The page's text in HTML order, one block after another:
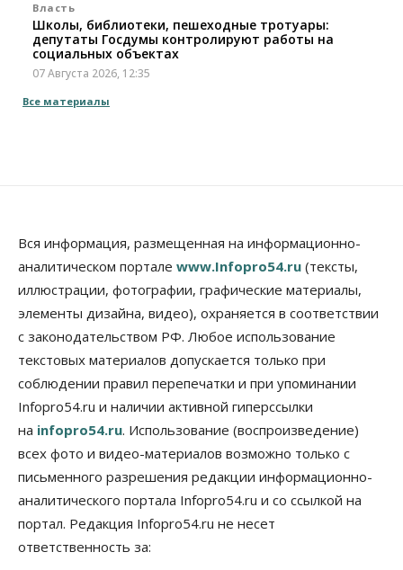
Власть
Школы, библиотеки, пешеходные тротуары:
депутаты Госдумы контролируют работы на
социальных объектах
07 Августа 2026, 12:35
Общество
07 Августа 2026, 11:30
Общество
Деньгами будут распоряжаться дети: в десяти
школах Новосибирской области введут
инициативное бюджетирование
Общество Право&Порядок
В Новосибирске руководителя отдела полиции
заключили под стражу
07 Августа 2026, 10:15
Общество
Недели жары повлияли на урожай в
Новосибирской области, но режима ЧС не будет
07 Августа 2026, 10:00
Все материалы
Вся информация, размещенная на информационно-
аналитическом портале www.Infopro54.ru (тексты,
иллюстрации, фотографии, графические материалы,
элементы дизайна, видео), охраняется в соответствии
с законодательством РФ. Любое использование
текстовых материалов допускается только при
соблюдении правил перепечатки и при упоминании
Infopro54.ru и наличии активной гиперссылки
на infopro54.ru. Использование (воспроизведение)
всех фото и видео-материалов возможно только с
письменного разрешения редакции информационно-
аналитического портала Infopro54.ru и со ссылкой на
портал. Редакция Infopro54.ru не несет
ответственность за: